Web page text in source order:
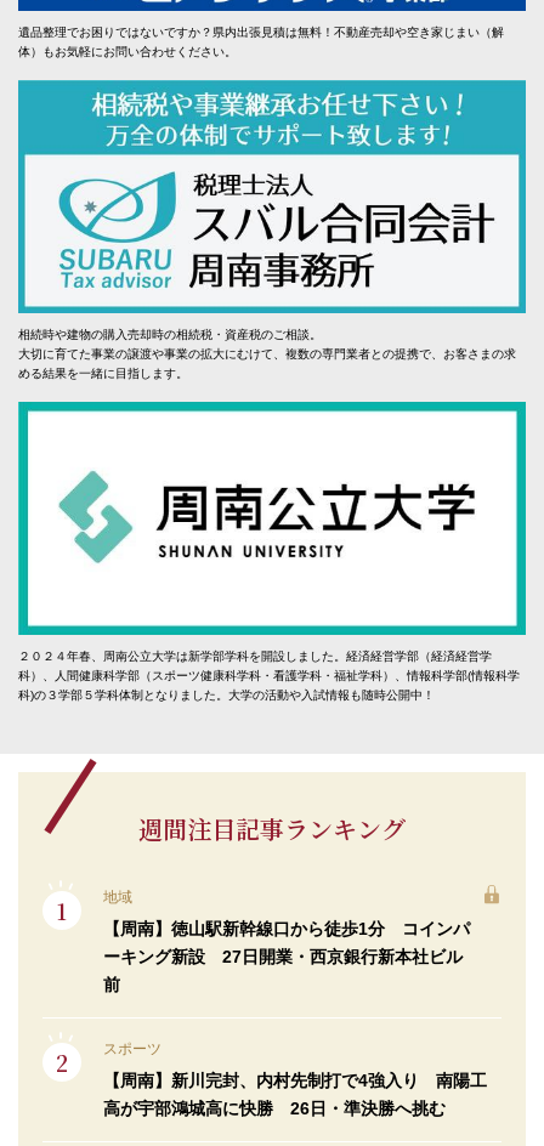
遺品整理でお困りではないですか？県内出張見積は無料！不動産売却や空き家じまい（解
体）もお気軽にお問い合わせください。
相続時や建物の購入売却時の相続税・資産税のご相談。
大切に育てた事業の譲渡や事業の拡大にむけて、複数の専門業者との提携で、お客さまの求
める結果を一緒に目指します。
２０２４年春、周南公立大学は新学部学科を開設しました。経済経営学部（経済経営学
科）、人間健康科学部（スポーツ健康科学科・看護学科・福祉学科）、情報科学部(情報科学
科)の３学部５学科体制となりました。大学の活動や入試情報も随時公開中！
週間注目記事ランキング
地域
【周南】徳山駅新幹線口から徒歩1分 コインパ
ーキング新設 27日開業・西京銀行新本社ビル
前
スポーツ
【周南】新川完封、内村先制打で4強入り 南陽工
高が宇部鴻城高に快勝 26日・準決勝へ挑む